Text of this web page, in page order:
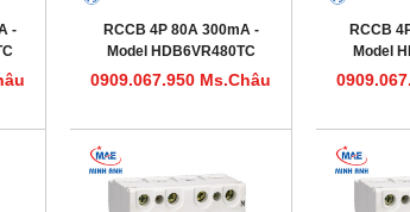
-
RCCB 4P 80A 300mA -
Model HDB6VR480TC
0909.067.950 Ms.Châu
RCCB
Model